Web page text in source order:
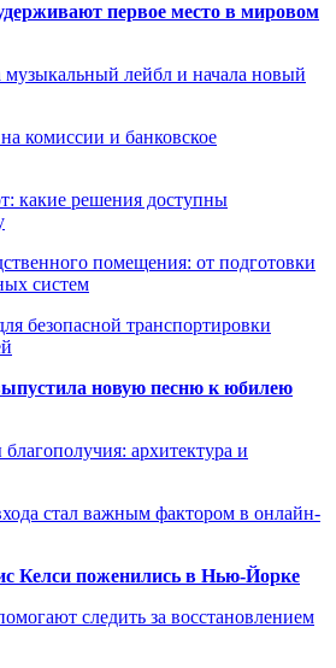
первое место в мировом
лейбл и начала новый
комиссии и банковское
какие решения доступны
помещения: от подготовки
систем
безопасной транспортировки
новую песню к юбилею
архитектура и
стал важным фактором в онлайн-
Келси поженились в Нью-Йорке
следить за восстановлением